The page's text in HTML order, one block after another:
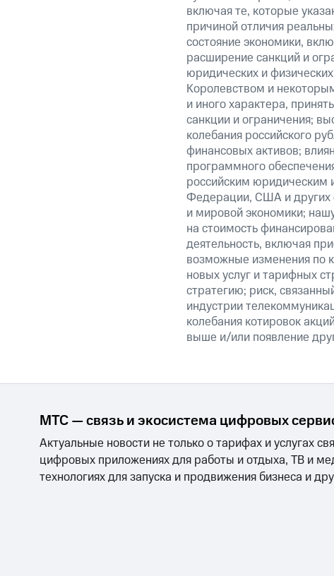
включая те, которые
причиной отличия
состояние экономики,
расширение санкций и
юридических и
Королевством и
и иного характера,
санкции и ограничения;
колебания российского
финансовых активов;
программного
российским юридическим
Федерации, США и других
и мировой экономики;
на стоимость
деятельность, включая
возможные изменения по
новых услуг и тарифных
стратегию; риск,
индустрии
колебания котировок
выше и/или появление
МТС — связь и экосистема цифровых
Актуальные новости не только о тарифах и услугах
цифровых приложениях для работы и отдыха, ТВ и
технологиях для запуска и продвижения бизнеса и